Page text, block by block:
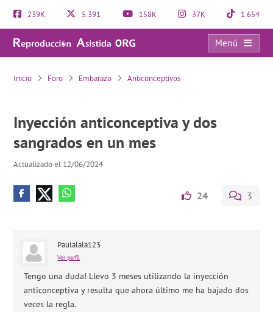
239K 5.391 158K 37K 1.654
Menú
Inyección anticonceptiva y dos sangrados en un mes
Inicio Foro Embarazo Anticonceptivos
Inyección anticonceptiva y dos
sangrados en un mes
Actualizado el 12/06/2024
24 3
Paulalala123
Ver perfil
Tengo una duda! Llevo 3 meses utilizando la inyección
anticonceptiva y resulta que ahora último me ha bajado dos
veces la regla.